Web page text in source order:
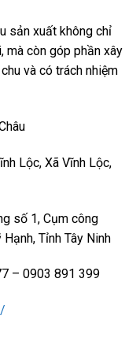
sản xuất không chỉ
mà còn góp phần xây
và có trách nhiệm
Lộc, Xã Vĩnh Lộc,
số 1, Cụm công
Tỉnh Tây Ninh
– 0903 891 399